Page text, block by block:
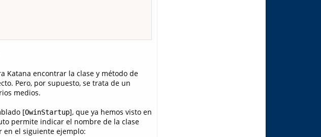
Katana encontrar la clase y método de
Pero, por supuesto, se trata de un
medios.
[OwinStartup], que ya hemos visto en
permite indicar el nombre de la clase
en el siguiente ejemplo: